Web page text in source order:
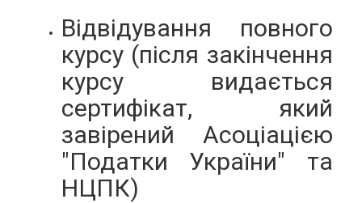
Відвідування повного
курсу (після закінчення
курсу видається
сертифікат, який
завірений Асоціацією
"Податки України" та
НЦПК)